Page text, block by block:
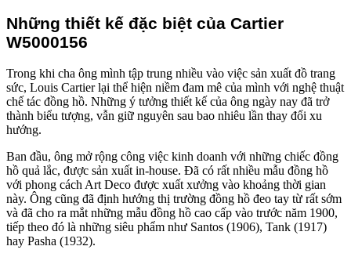
Những thiết kế đặc biệt của Cartier
W5000156
Trong khi cha ông mình tập trung nhiều vào việc sản xuất đồ trang
sức, Louis Cartier lại thể hiện niềm đam mê của mình với nghệ thuật
chế tác đồng hồ. Những ý tưởng thiết kế của ông ngày nay đã trở
thành biểu tượng, vẫn giữ nguyên sau bao nhiêu lần thay đổi xu
hướng.
Ban đầu, ông mở rộng công việc kinh doanh với những chiếc đồng
hồ quả lắc, được sản xuất in-house. Đã có rất nhiều mẫu đồng hồ
với phong cách Art Deco được xuất xưởng vào khoảng thời gian
này. Ông cũng đã định hướng thị trường đồng hồ đeo tay từ rất sớm
và đã cho ra mắt những mẫu đồng hồ cao cấp vào trước năm 1900,
tiếp theo đó là những siêu phẩm như Santos (1906), Tank (1917)
hay Pasha (1932).